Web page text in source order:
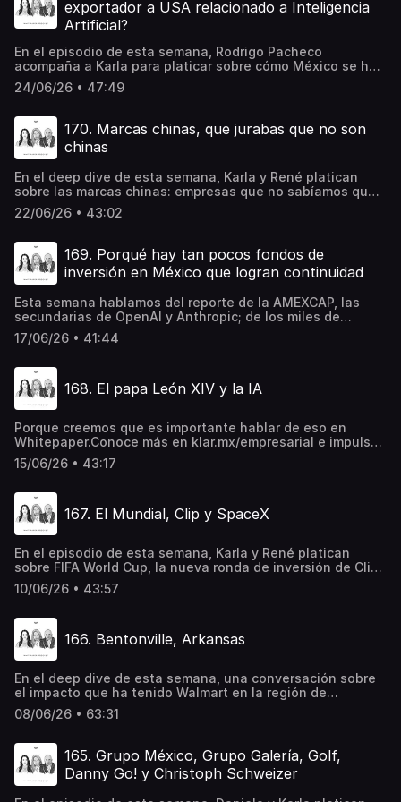
exportador a USA relacionado a Inteligencia
Artificial?
En el episodio de esta semana, Rodrigo Pacheco
acompaña a Karla para platicar sobre cómo México se ha
convertido en un proveedor relevante para la industria de
los data centers; la alianza de Procter & Gamble con
papel de la siguiente generación en los family
offices.Encuentra a Rodrigo Pacheco en : Rodcast, con
Rodrigo PachecoCompra tu gorra o ilustraciones de
"Whitepaper Hoy" en Spotify⁠Recomendaciones:One Hell
of a Gamble: Khrushchev, Castro, and Kennedy, 1958-
1964Nuclear War: A ScenarioPelícula: Hail MaryUkraine is
furious with Elon Musk for thwarting an attack on
the Superrich
24/06/26 • 47:49
170. Marcas chinas, que jurabas que no son
chinas
En el deep dive de esta semana, Karla y René platican
sobre las marcas chinas: empresas que no sabíamos que
eran de origen chino y marcas internacionales que están
controladas por capital chino.Compra tu gorra o
newsletter diario "Whitepaper Hoy" en Spotify⁠Aeroméxico
es la aerolínea más puntual del mundo por segundo año
consecutivo, de acuerdo con CIRIUM. Conoce
Image. Now It's Cracking.
22/06/26 • 43:02
169. Porqué hay tan pocos fondos de
inversión en México que logran continuidad
Esta semana hablamos del reporte de la AMEXCAP, las
secundarias de OpenAI y Anthropic; de los miles de
“cursos” sobre AI; de Santa Clara; y la presencia de
Tendam en México.Aeroméxico es la aerolínea más
acuerdo con CIRIUM. Conoce más Compra tu gorra o
ilustraciones de Whitepaper aquí⁠Escucha nuestro
newsletter diario "Whitepaper Hoy" en Spotify⁠58.
Capital.
17/06/26 • 41:44
168. El papa León XIV y la IA
Porque creemos que es importante hablar de eso en
Whitepaper.Conoce más en klar.mx/empresarial e impulsa
el crecimiento de tu empresa.Compra tu gorra o
ilustraciones de Whitepaper aquí⁠Escucha nuestro
Spotify⁠Recomendacion:Watch Margo's Got Money
Troubles
15/06/26 • 43:17
167. El Mundial, Clip y SpaceX
En el episodio de esta semana, Karla y René platican
sobre FIFA World Cup, la nueva ronda de inversión de Clip
y el posible impacto económico de una futura oferta
pública inicial (IPO) de SpaceX.Compra tu gorra o
newsletter diario "Whitepaper Hoy" en
Spotify⁠Recomendaciones:⁠Película México 86⁠ en
NetflixPara el seminario pueden enviar correo a:
10/06/26 • 43:57
166. Bentonville, Arkansas
En el deep dive de esta semana, una conversación sobre
el impacto que ha tenido Walmart en la región de
Arkansas en donde están sus headquarters, sobre su más
reciente asamblea de accionistas, y también acerca de
cultura.Aeroméxico es la aerolínea más puntual del mundo
por segundo año consecutivo, de acuerdo con CIRIUM.
Conoce másCompra tu gorra o ilustraciones de
08/06/26 • 63:31
165. Grupo México, Grupo Galería, Golf,
Danny Go! y Christoph Schweizer